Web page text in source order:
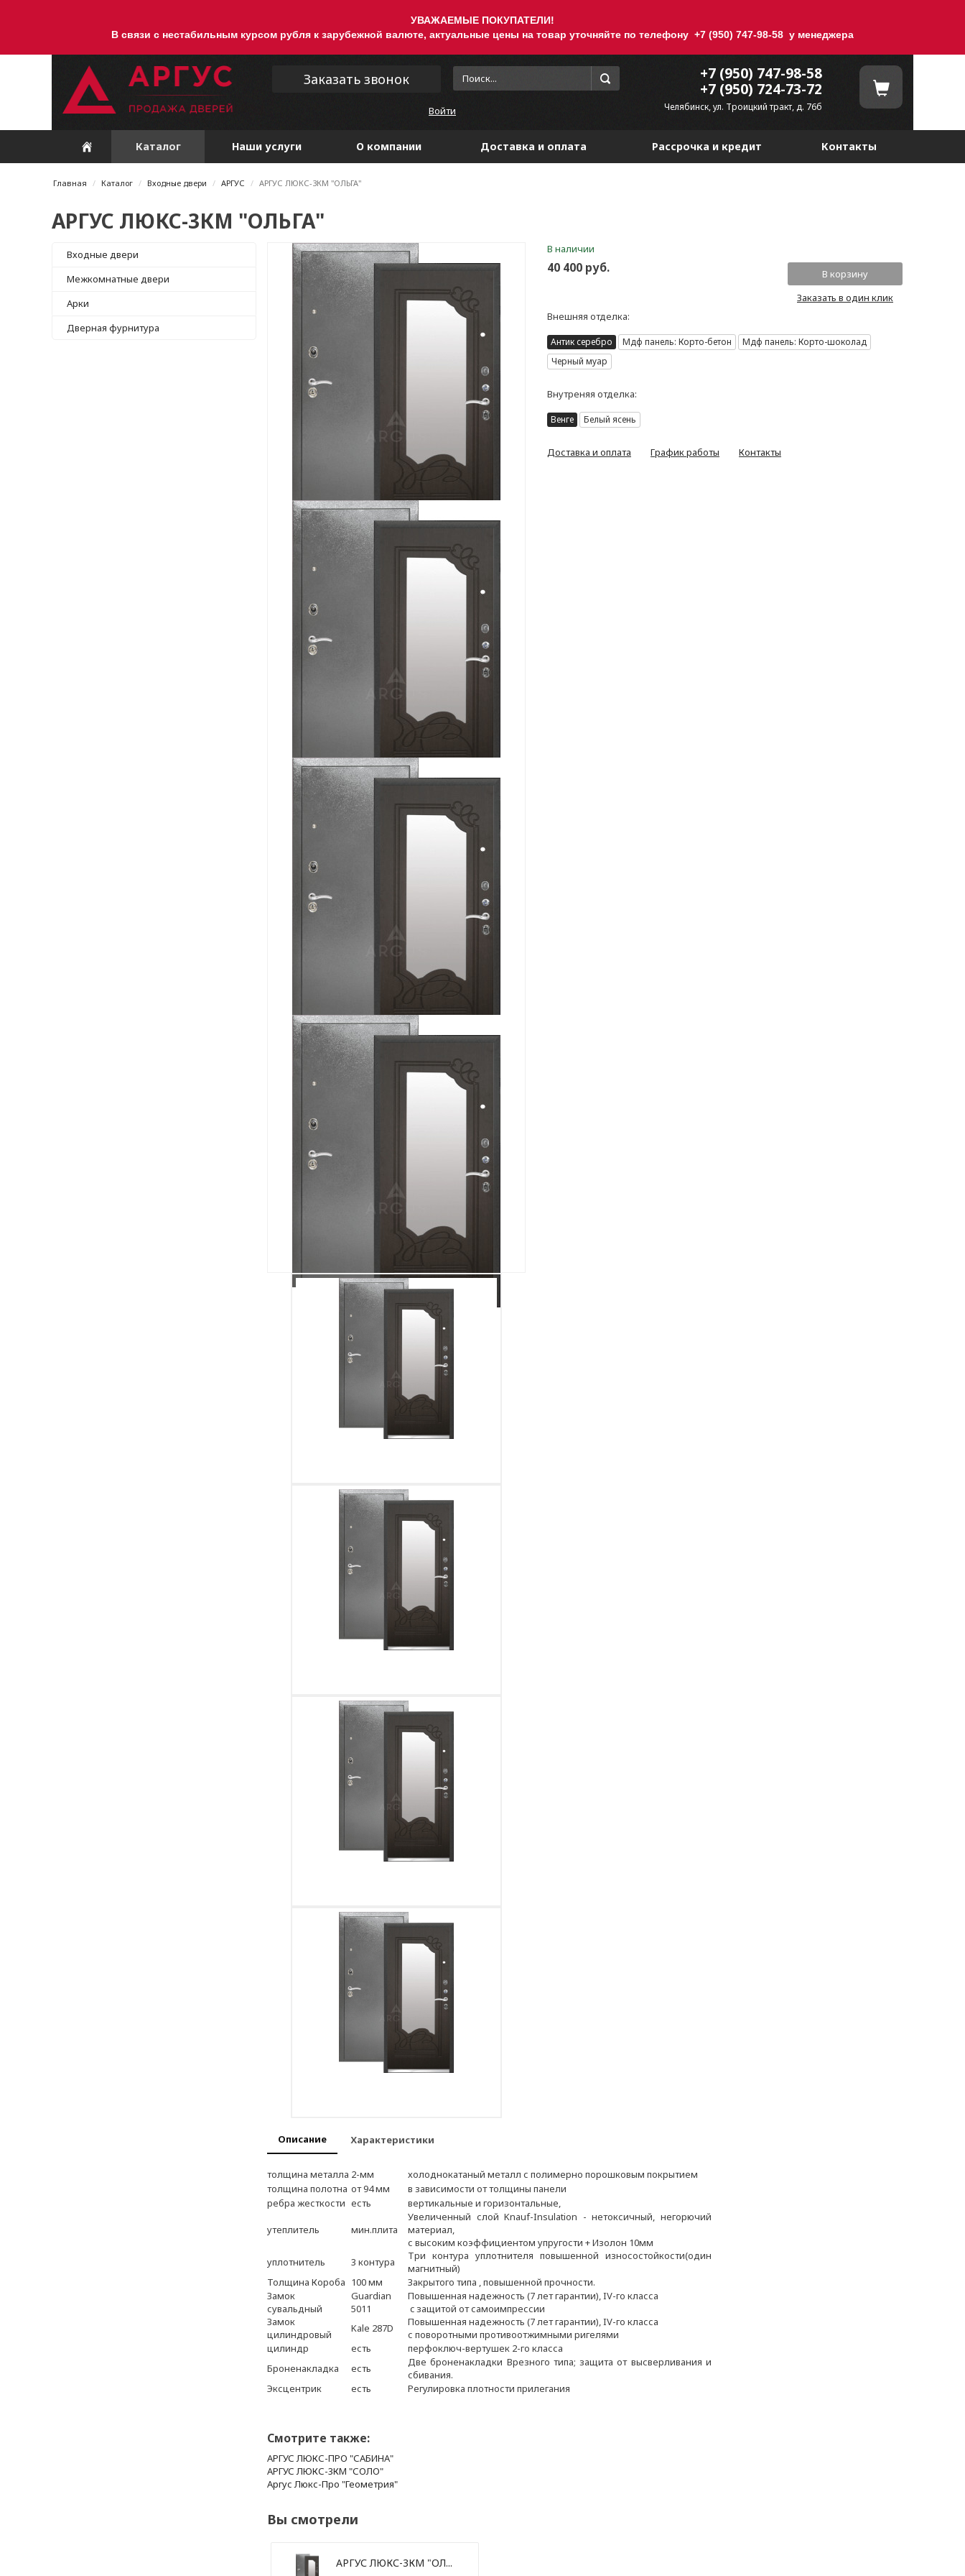
УВАЖАЕМЫЕ ПОКУПАТЕЛИ!
В связи с нестабильным курсом рубля к зарубежной валюте, актуальные цены на товар уточняйте по телефону +7 (950) 747-98-58 у менеджера
Заказать звонок
Войти
+7 (950) 747-98-58
+7 (950) 724-73-72
Челябинск, ул. Троицкий тракт, д. 76б
Каталог Наши услуги О компании Доставка и оплата Рассрочка и кредит Контакты
Главная Каталог Входные двери АРГУС АРГУС ЛЮКС-3КМ "ОЛЬГА"
АРГУС ЛЮКС-3КМ "ОЛЬГА"
Входные двери
Межкомнатные двери
Арки
Дверная фурнитура
В наличии
40 400 руб.
Заказать в один клик
Внешняя отделка:
Антик серебро Мдф панель: Корто-бетон
Мдф панель: Корто-шоколад
Черный муар
Внутреняя отделка:
Венге Белый ясень
Доставка и оплата График работы Контакты
Описание Характеристики
толщина металла 2-мм
холоднокатаный металл с полимерно порошковым покрытием
толщина полотна от 94 мм
в зависимости от толщины панели
ребра жесткости есть вертикальные и горизонтальные,
утеплитель мин.плита
Увеличенный слой Knauf-Insulation - нетоксичный, негорючий
материал,
с высоким коэффициентом упругости + Изолон 10мм
уплотнитель
3 контура
Три контура уплотнителя повышенной износостойкости(один
магнитный)
Толщина Короба 100 мм
Закрытого типа , повышенной прочности.
Замок
сувальдный
Guardian
5011
Повышенная надежность (7 лет гарантии), IV-го класса
c защитой от самоимпрессии
Замок
цилиндровый
Kale 287D
Повышенная надежность (7 лет гарантии), IV-го класса
с поворотными противоотжимными ригелями
цилиндр
есть
перфоключ-вертушек 2-го класса
Броненакладка
есть
Две броненакладки Врезного типа; защита от высверливания и
сбивания.
Эксцентрик
есть Регулировка плотности прилегания
Смотрите также:
АРГУС ЛЮКС-ПРО "САБИНА"
АРГУС ЛЮКС-3КМ "СОЛО"
Аргус Люкс-Про "Геометрия"
Вы смотрели
АРГУС ЛЮКС-3КМ "ОЛ...